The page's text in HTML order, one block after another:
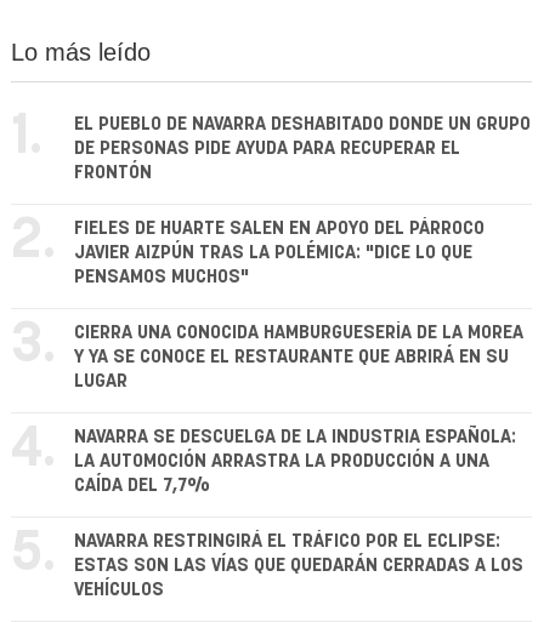
Lo más leído
1.
EL PUEBLO DE NAVARRA DESHABITADO DONDE UN GRUPO
DE PERSONAS PIDE AYUDA PARA RECUPERAR EL
FRONTÓN
2.
FIELES DE HUARTE SALEN EN APOYO DEL PÁRROCO
JAVIER AIZPÚN TRAS LA POLÉMICA: "DICE LO QUE
PENSAMOS MUCHOS"
3.
CIERRA UNA CONOCIDA HAMBURGUESERÍA DE LA MOREA
Y YA SE CONOCE EL RESTAURANTE QUE ABRIRÁ EN SU
LUGAR
4.
NAVARRA SE DESCUELGA DE LA INDUSTRIA ESPAÑOLA:
LA AUTOMOCIÓN ARRASTRA LA PRODUCCIÓN A UNA
CAÍDA DEL 7,7%
5.
NAVARRA RESTRINGIRÁ EL TRÁFICO POR EL ECLIPSE:
ESTAS SON LAS VÍAS QUE QUEDARÁN CERRADAS A LOS
VEHÍCULOS